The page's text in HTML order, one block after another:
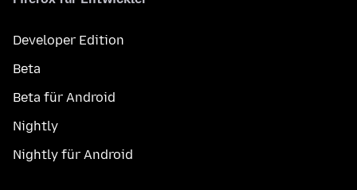
Developer Edition
Beta
Beta für Android
Nightly
Nightly für Android